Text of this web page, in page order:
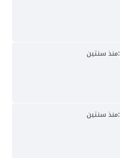
:منذ سنتين
:منذ سنتين